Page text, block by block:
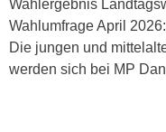
Wahlergebnis
Wahlumfrage April
Die jungen und
werden sich bei MP